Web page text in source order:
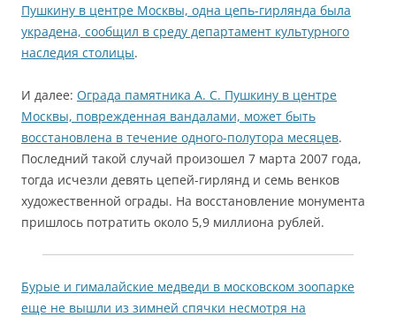
Пушкину в центре Москвы, одна цепь-гирлянда была
украдена, сообщил в среду департамент культурного
наследия столицы.
И далее: Ограда памятника А. С. Пушкину в центре
Москвы, поврежденная вандалами, может быть
восстановлена в течение одного-полутора месяцев.
Последний такой случай произошел 7 марта 2007 года,
тогда исчезли девять цепей-гирлянд и семь венков
художественной ограды. На восстановление монумента
пришлось потратить около 5,9 миллиона рублей.
Бурые и гималайские медведи в московском зоопарке
еще не вышли из зимней спячки несмотря на